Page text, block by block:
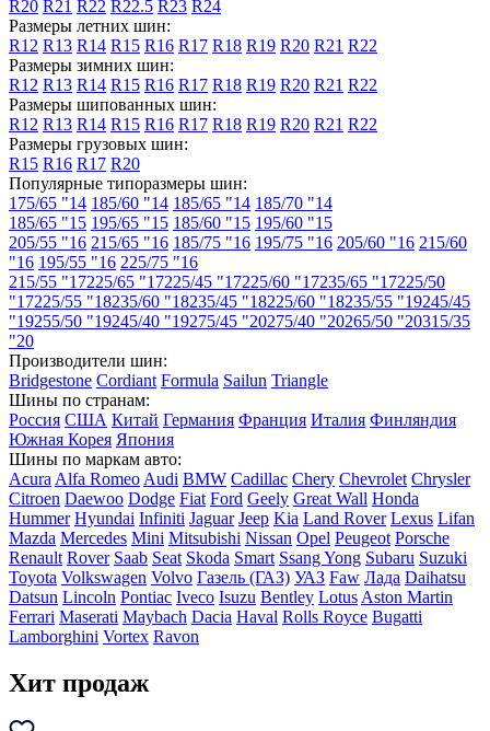
R20 R21 R22 R22.5 R23 R24
Размеры летних шин:
R12 R13 R14 R15 R16 R17 R18 R19 R20 R21 R22
Размеры зимних шин:
R12 R13 R14 R15 R16 R17 R18 R19 R20 R21 R22
Размеры шипованных шин:
R12 R13 R14 R15 R16 R17 R18 R19 R20 R21 R22
Размеры грузовых шин:
R15 R16 R17 R20
Популярные типоразмеры шин:
175/65 "14 185/60 "14 185/65 "14 185/70 "14
185/65 "15 195/65 "15 185/60 "15 195/60 "15
205/55 "16 215/65 "16 185/75 "16 195/75 "16 205/60 "16 215/60
"16 195/55 "16 225/75 "16
215/55 "17225/65 "17225/45 "17225/60 "17235/65 "17225/50
"17225/55 "18235/60 "18235/45 "18225/60 "18235/55 "19245/45
"19255/50 "19245/40 "19275/45 "20275/40 "20265/50 "20315/35
"20
Производители шин:
Bridgestone Cordiant Formula Sailun Triangle
Шины по странам:
Россия США Китай Германия Франция Италия Финляндия
Южная Корея Япония
Шины по маркам авто:
Acura Alfa Romeo Audi BMW Cadillac Chery Chevrolet Chrysler
Citroen Daewoo Dodge Fiat Ford Geely Great Wall Honda
Hummer Hyundai Infiniti Jaguar Jeep Kia Land Rover Lexus Lifan
Mazda Mercedes Mini Mitsubishi Nissan Opel Peugeot Porsche
Renault Rover Saab Seat Skoda Smart Ssang Yong Subaru Suzuki
Toyota Volkswagen Volvo Газель (ГАЗ) УАЗ Faw Лада Daihatsu
Datsun Lincoln Pontiac Iveco Isuzu Bentley Lotus Aston Martin
Ferrari Maserati Maybach Dacia Haval Rolls Royce Bugatti
Lamborghini Vortex Ravon
Хит продаж